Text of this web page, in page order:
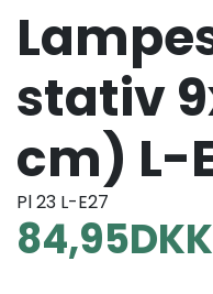
stativ
cm) L-
Pl 23 L-E27
84,95DKK